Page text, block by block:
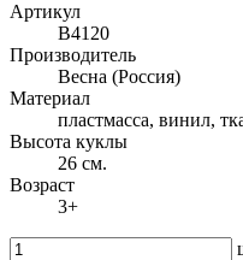
Артикул
В4120
Производитель
Весна (Россия)
Материал
пластмасса, винил,
Высота куклы
26 см.
Возраст
3+